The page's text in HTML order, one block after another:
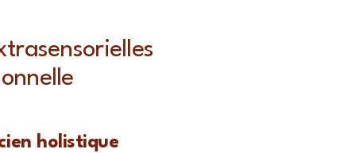
holistique